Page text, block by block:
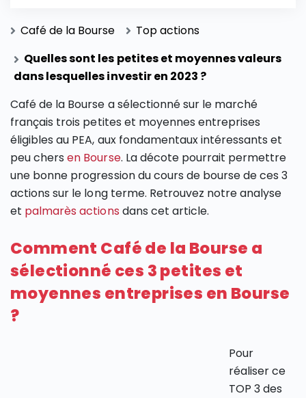
Café de la Bourse
Top actions
Quelles sont les petites et moyennes valeurs
dans lesquelles investir en 2023 ?
Café de la Bourse a sélectionné sur le marché
français trois petites et moyennes entreprises
éligibles au PEA, aux fondamentaux intéressants et
peu chersen Bourse. La décote pourrait permettre
une bonne progression du cours de bourse de ces 3
actions sur le long terme. Retrouvez notre analyse
et palmarès actions dans cet article.
Comment Café de la Bourse a
sélectionné ces 3 petites et
moyennes entreprises en Bourse
?
Pour
réaliser ce
TOP 3 des